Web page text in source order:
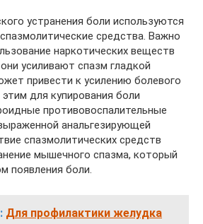
устранения боли используются
средства. Важно
наркотических веществ
усиливают спазм гладкой
привести к усилению болевого
для купирования боли
противовоспалительные
анальгезирующей
спазмолитических средств
мышечного спазма, который
появления боли.
Для профилактики желудка